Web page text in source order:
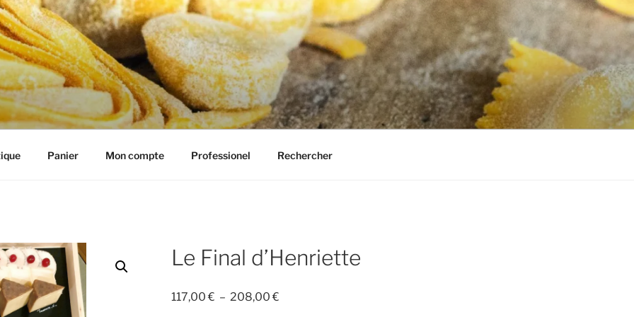
HENRIETTE
Panier Mon compte Professionel Rechercher
Le Final d’Henriette
117,00€ – 208,00€